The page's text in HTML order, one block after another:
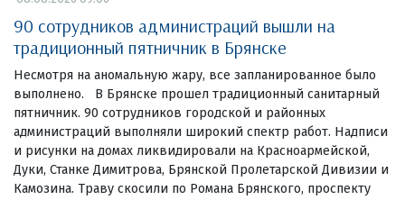
90 сотрудников администраций вышли на
традиционный пятничник в Брянске
Несмотря на аномальную жару, все запланированное было
выполнено. В Брянске прошел традиционный санитарный
пятничник. 90 сотрудников городской и районных
администраций выполняли широкий спектр работ. Надписи
и рисунки на домах ликвидировали на Красноармейской,
Дуки, Станке Димитрова, Брянской Пролетарской Дивизии и
Камозина. Траву скосили по Романа Брянского, проспекту